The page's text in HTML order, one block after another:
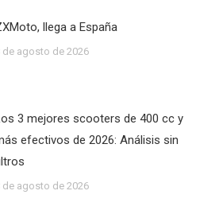
llega a España
de agosto de 2026
3 mejores scooters de 400 cc y
efectivos de 2026: Análisis sin
de agosto de 2026